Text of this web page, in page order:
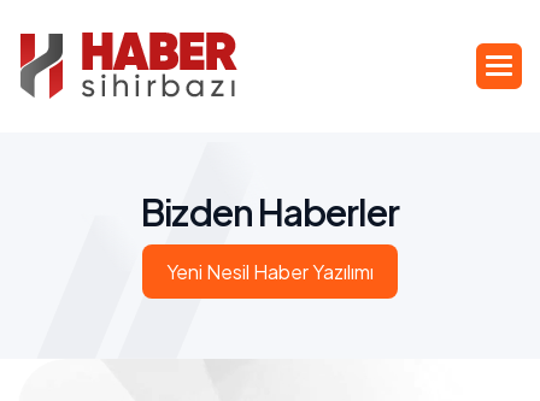
BizdenHaberler
Yeni Nesil Haber Yazılımı